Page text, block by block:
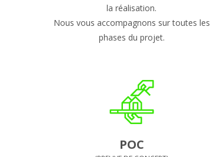
la réalisation.
Nous vous accompagnons sur toutes les
phases du projet.
POC